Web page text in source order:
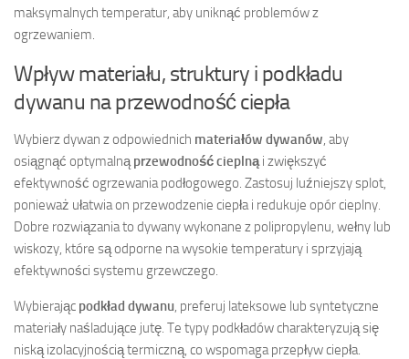
maksymalnych temperatur, aby uniknąć problemów z
ogrzewaniem.
Wpływ materiału, struktury i podkładu
dywanu na przewodność ciepła
Wybierz dywan z odpowiednich materiałów dywanów , aby
osiągnąć optymalną przewodność cieplną i zwiększyć
efektywność ogrzewania podłogowego. Zastosuj luźniejszy splot,
ponieważ ułatwia on przewodzenie ciepła i redukuje opór cieplny.
Dobre rozwiązania to dywany wykonane z polipropylenu, wełny lub
wiskozy, które są odporne na wysokie temperatury i sprzyjają
efektywności systemu grzewczego.
Wybierając podkład dywanu , preferuj lateksowe lub syntetyczne
materiały naśladujące jutę. Te typy podkładów charakteryzują się
niską izolacyjnością termiczną, co wspomaga przepływ ciepła.